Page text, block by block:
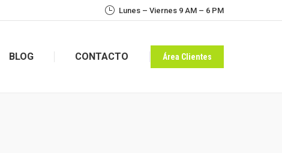
Lunes – Viernes 9 AM – 6 PM
BLOG CONTACTO Área Clientes